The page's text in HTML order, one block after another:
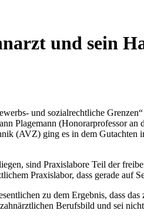
und sein
und sozialrechtliche
Plagemann (Honorarprofessor
(AVZ) ging es in dem
sind Praxislabore Teil der
Praxislabor, dass gerade auf
zu dem Ergebnis, dass
Berufsbild und sei